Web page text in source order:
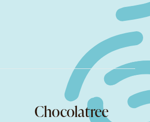
Chocolatree